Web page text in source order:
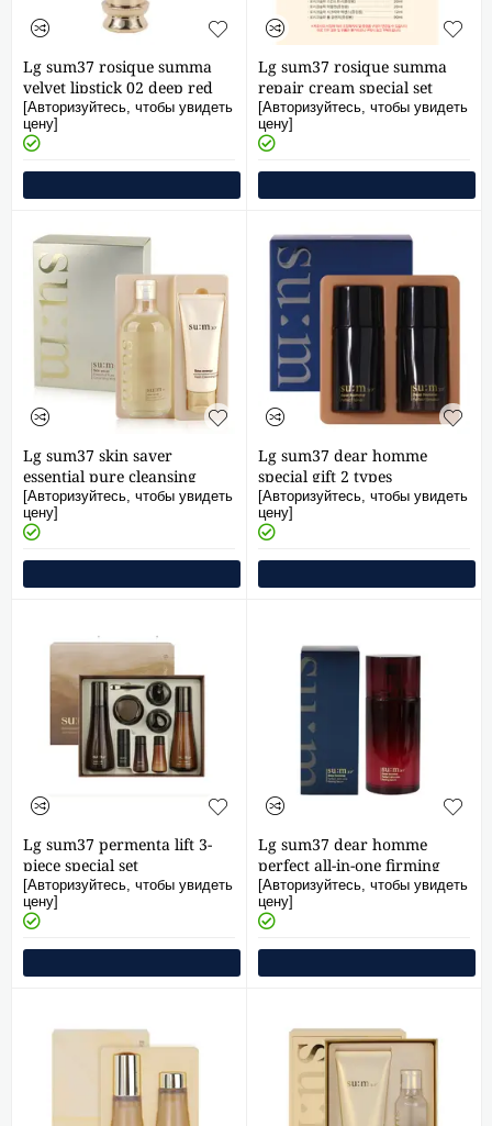
Lg sum37 rosique summa
velvet lipstick 02 deep red
3.6g
[Авторизуйтесь, чтобы увидеть
цену]
Lg sum37 rosique summa
repair cream special set
(50ml+50ml)
[Авторизуйтесь, чтобы увидеть
цену]
Lg sum37 skin saver
essential pure cleansing
water 400ml special set
(+foam 100ml)
[Авторизуйтесь, чтобы увидеть
цену]
Lg sum37 dear homme
special gift 2 types
(25ml+25ml) [not for sale]
[Авторизуйтесь, чтобы увидеть
цену]
Lg sum37 permenta lift 3-
piece special set
[Авторизуйтесь, чтобы увидеть
цену]
Lg sum37 dear homme
perfect all-in-one firming
serum 110ml
[Авторизуйтесь, чтобы увидеть
цену]